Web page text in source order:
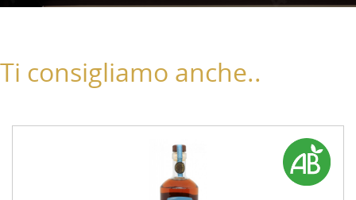
Ti consigliamo anche..